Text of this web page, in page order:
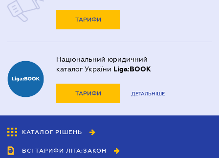
ТАРИФИ
Національний юридичний
каталог України Liga:BOOK
ТАРИФИ ДЕТАЛЬНІШЕ
КАТАЛОГ РІШЕНЬ
ВСІ ТАРИФИ ЛІГА:ЗАКОН